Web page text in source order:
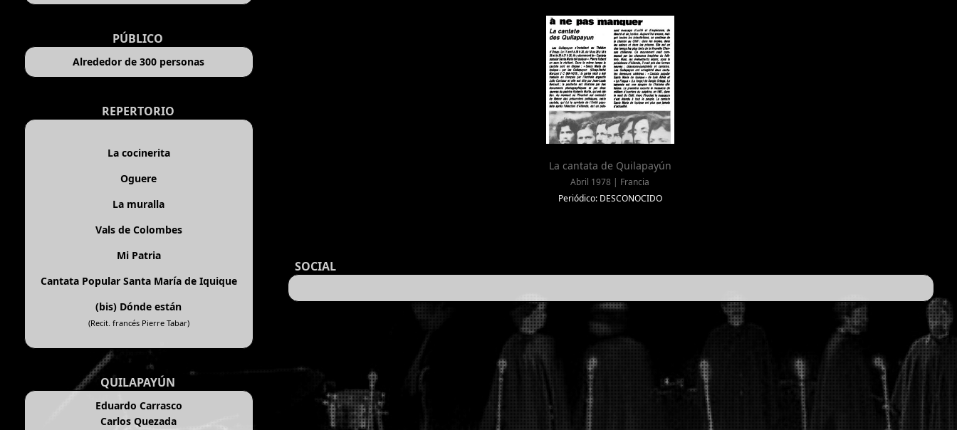
PÚBLICO
Alrededor de 300 personas
REPERTORIO
La cocinerita
Oguere
La muralla
Vals de Colombes
Mi Patria
Cantata Popular Santa María de Iquique
(bis) Dónde están
(Recit. francés Pierre Tabar)
QUILAPAYÚN
Eduardo Carrasco
Carlos Quezada
La cantata de Quilapayún
Abril 1978 | Francia
Periódico: DESCONOCIDO
SOCIAL